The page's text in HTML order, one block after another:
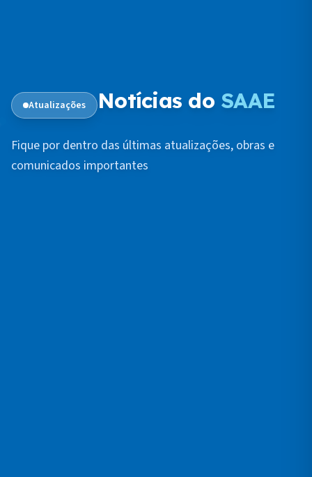
Atualizações Notícias do SAAE
Fique por dentro das últimas atualizações, obras e
comunicados importantes